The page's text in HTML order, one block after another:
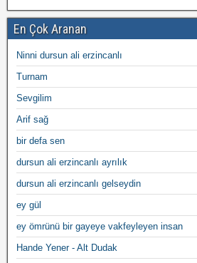
En Çok Aranan
Ninni dursun ali erzincanlı
Turnam
Sevgilim
Arif sağ
bir defa sen
dursun ali erzincanlı ayrılık
dursun ali erzincanlı gelseydin
ey gül
ey ömrünü bir gayeye vakfeyleyen insan
Hande Yener - Alt Dudak